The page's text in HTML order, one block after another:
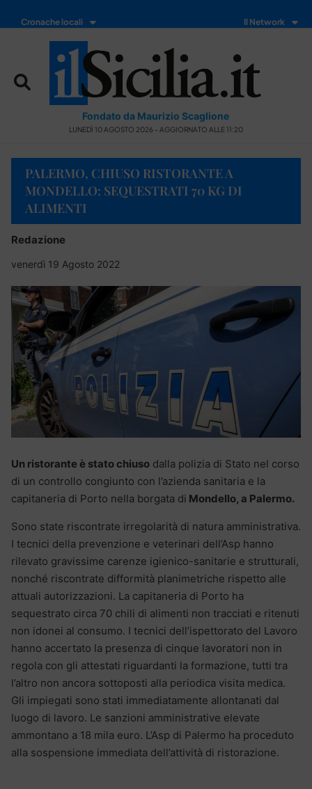
Cronache locali Il Network
Fondato da Maurizio Scaglione
LUNEDÌ 10 AGOSTO 2026 - AGGIORNATO ALLE 11:20
PALERMO, CHIUSO RISTORANTE A
MONDELLO: SEQUESTRATI 70 KG DI
ALIMENTI
Redazione
venerdì 19 Agosto 2022
Un ristorante è stato chiuso dalla polizia di Stato nel corso
di un controllo congiunto con l’azienda sanitaria e la
capitaneria di Porto nella borgata di Mondello, a Palermo.
Sono state riscontrate irregolarità di natura amministrativa.
I tecnici della prevenzione e veterinari dell’Asp hanno
rilevato gravissime carenze igienico-sanitarie e strutturali,
nonché riscontrate difformità planimetriche rispetto alle
attuali autorizzazioni. La capitaneria di Porto ha
sequestrato circa 70 chili di alimenti non tracciati e ritenuti
non idonei al consumo. I tecnici dell’ispettorato del Lavoro
hanno accertato la presenza di cinque lavoratori non in
regola con gli attestati riguardanti la formazione, tutti tra
l’altro non ancora sottoposti alla periodica visita medica.
Gli impiegati sono stati immediatamente allontanati dal
luogo di lavoro. Le sanzioni amministrative elevate
ammontano a 18 mila euro. L’Asp di Palermo ha proceduto
alla sospensione immediata dell’attività di ristorazione.